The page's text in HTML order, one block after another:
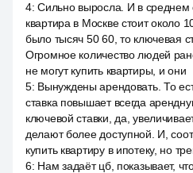
4:Сильно выросла. И в среднем
квартира в Москве стоит около
было тысяч 50 60, то ключевая
Огромное количество людей
не могут купить квартиры, и они
5: Вынуждены арендовать. То
ставка повышает всегда
ключевой ставки, да,
делают более доступной. И,
купить квартиру в ипотеку, но
6: Нам задаёт цб, показывает,